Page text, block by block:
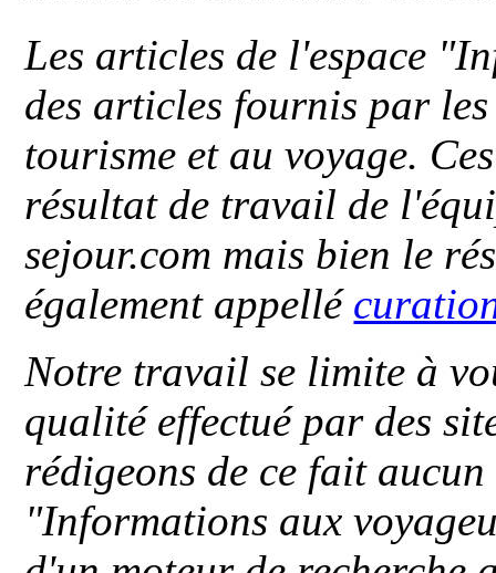
Les articles de l'espace
des articles fournis par
tourisme et au voyage.
résultat de travail de
sejour.com mais bien le
également appellé
Notre travail se limite à
qualité effectué par des
rédigeons de ce fait
"Informations aux